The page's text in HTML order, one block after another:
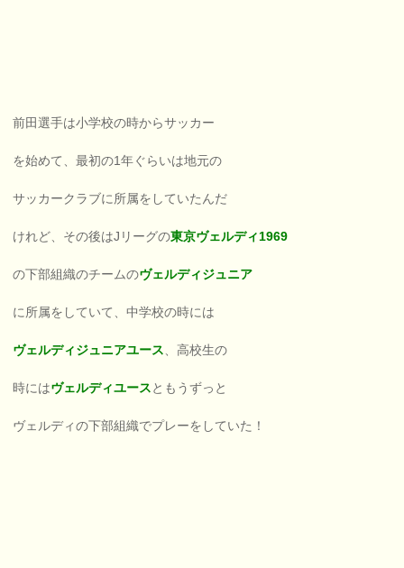
前田選手は小学校の時からサッカー
を始めて、最初の1年ぐらいは地元の
サッカークラブに所属をしていたんだ
けれど、その後はJリーグの東京ヴェルディ1969
の下部組織のチームのヴェルディジュニア
に所属をしていて、中学校の時には
ヴェルディジュニアユース 、高校生の
時にはヴェルディユースともうずっと
ヴェルディの下部組織でプレーをしていた！